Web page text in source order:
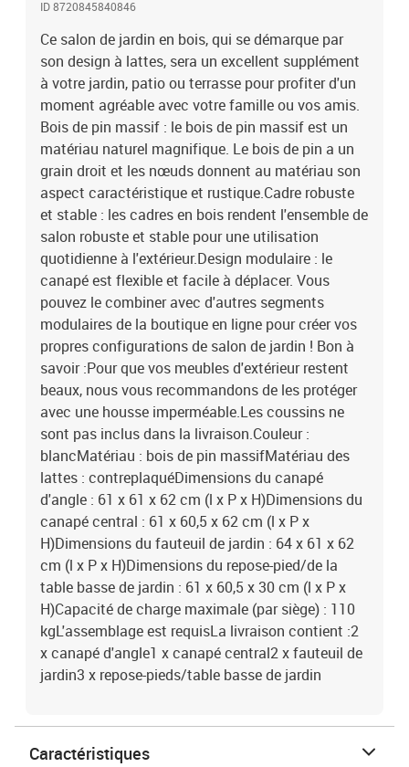
sont pas inclus dans la livraison.Couleur : blancMatériau : bois de
pin massifMatériau des lattes : contreplaquéDimensions du
canapé d'angle : 61 x 61 x 62 cm (l x P x H)Dimensions du canapé
central : 61 x 60,5 x 62 cm (l x P x H)Dimensions du fauteuil de
jardin : 64 x 61 x 62 cm (l x P x H)Dimensions du repose-pied/de la
table basse de jardin : 61 x 60,5 x 30 cm (l x P x H)Capacité de
charge maximale (par siège) : 110 kgL'assemblage est requisLa
livraison contient :2 x canapé d'angle1 x canapé central2 x fauteuil
de jardin3 x repose-pieds/table basse de jardin
ID 8720845840846
Ce salon de jardin en bois, qui se démarque par
son design à lattes, sera un excellent supplément
à votre jardin, patio ou terrasse pour profiter d'un
moment agréable avec votre famille ou vos amis.
Bois de pin massif : le bois de pin massif est un
matériau naturel magnifique. Le bois de pin a un
grain droit et les nœuds donnent au matériau son
aspect caractéristique et rustique.Cadre robuste
et stable : les cadres en bois rendent l'ensemble de
salon robuste et stable pour une utilisation
quotidienne à l'extérieur.Design modulaire : le
canapé est flexible et facile à déplacer. Vous
pouvez le combiner avec d'autres segments
modulaires de la boutique en ligne pour créer vos
propres configurations de salon de jardin ! Bon à
savoir :Pour que vos meubles d'extérieur restent
beaux, nous vous recommandons de les protéger
avec une housse imperméable.Les coussins ne
sont pas inclus dans la livraison.Couleur :
blancMatériau : bois de pin massifMatériau des
lattes : contreplaquéDimensions du canapé
d'angle : 61 x 61 x 62 cm (l x P x H)Dimensions du
canapé central : 61 x 60,5 x 62 cm (l x P x
H)Dimensions du fauteuil de jardin : 64 x 61 x 62
cm (l x P x H)Dimensions du repose-pied/de la
table basse de jardin : 61 x 60,5 x 30 cm (l x P x
H)Capacité de charge maximale (par siège) : 110
kgL'assemblage est requisLa livraison contient :2
x canapé d'angle1 x canapé central2 x fauteuil de
jardin3 x repose-pieds/table basse de jardin
Caractéristiques